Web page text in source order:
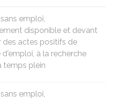
emploi,
disponible et devant
des actes positifs de
d'emploi, à la recherche
temps plein
emploi,